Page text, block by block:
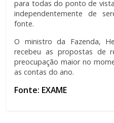
para todas do ponto de
independentemente de
fonte.
O ministro da Fazenda,
recebeu as propostas de
preocupação maior no
as contas do ano.
Fonte: EXAME